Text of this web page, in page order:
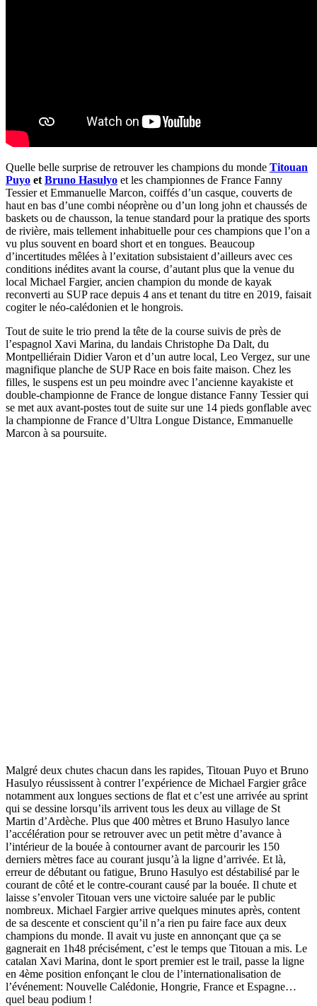
Quelle belle surprise de retrouver les champions du monde Titouan
Puyo et Bruno Hasulyo et les championnes de France Fanny
Tessier et Emmanuelle Marcon, coiffés d’un casque, couverts de
haut en bas d’une combi néoprène ou d’un long john et chaussés de
baskets ou de chausson, la tenue standard pour la pratique des sports
de rivière, mais tellement inhabituelle pour ces champions que l’on a
vu plus souvent en board short et en tongues. Beaucoup
d’incertitudes mêlées à l’exitation subsistaient d’ailleurs avec ces
conditions inédites avant la course, d’autant plus que la venue du
local Michael Fargier, ancien champion du monde de kayak
reconverti au SUP race depuis 4 ans et tenant du titre en 2019, faisait
cogiter le néo-calédonien et le hongrois.
Tout de suite le trio prend la tête de la course suivis de près de
l’espagnol Xavi Marina, du landais Christophe Da Dalt, du
Montpelliérain Didier Varon et d’un autre local, Leo Vergez, sur une
magnifique planche de SUP Race en bois faite maison. Chez les
filles, le suspens est un peu moindre avec l’ancienne kayakiste et
double-championne de France de longue distance Fanny Tessier qui
se met aux avant-postes tout de suite sur une 14 pieds gonflable avec
la championne de France d’Ultra Longue Distance, Emmanuelle
Marcon à sa poursuite.
Malgré deux chutes chacun dans les rapides, Titouan Puyo et Bruno
Hasulyo réussissent à contrer l’expérience de Michael Fargier grâce
notamment aux longues sections de flat et c’est une arrivée au sprint
qui se dessine lorsqu’ils arrivent tous les deux au village de St
Martin d’Ardèche. Plus que 400 mètres et Bruno Hasulyo lance
l’accélération pour se retrouver avec un petit mètre d’avance à
l’intérieur de la bouée à contourner avant de parcourir les 150
derniers mètres face au courant jusqu’à la ligne d’arrivée. Et là,
erreur de débutant ou fatigue, Bruno Hasulyo est déstabilisé par le
courant de côté et le contre-courant causé par la bouée. Il chute et
laisse s’envoler Titouan vers une victoire saluée par le public
nombreux. Michael Fargier arrive quelques minutes après, content
de sa descente et conscient qu’il n’a rien pu faire face aux deux
champions du monde. Il avait vu juste en annonçant que ça se
gagnerait en 1h48 précisément, c’est le temps que Titouan a mis. Le
catalan Xavi Marina, dont le sport premier est le trail, passe la ligne
en 4ème position enfonçant le clou de l’internationalisation de
l’événement: Nouvelle Calédonie, Hongrie, France et Espagne…
quel beau podium !